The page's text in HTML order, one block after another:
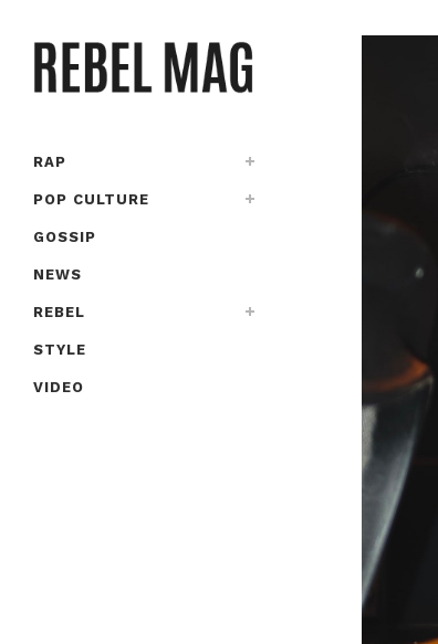
RAP
POP CULTURE
GOSSIP
NEWS
REBEL
STYLE
VIDEO